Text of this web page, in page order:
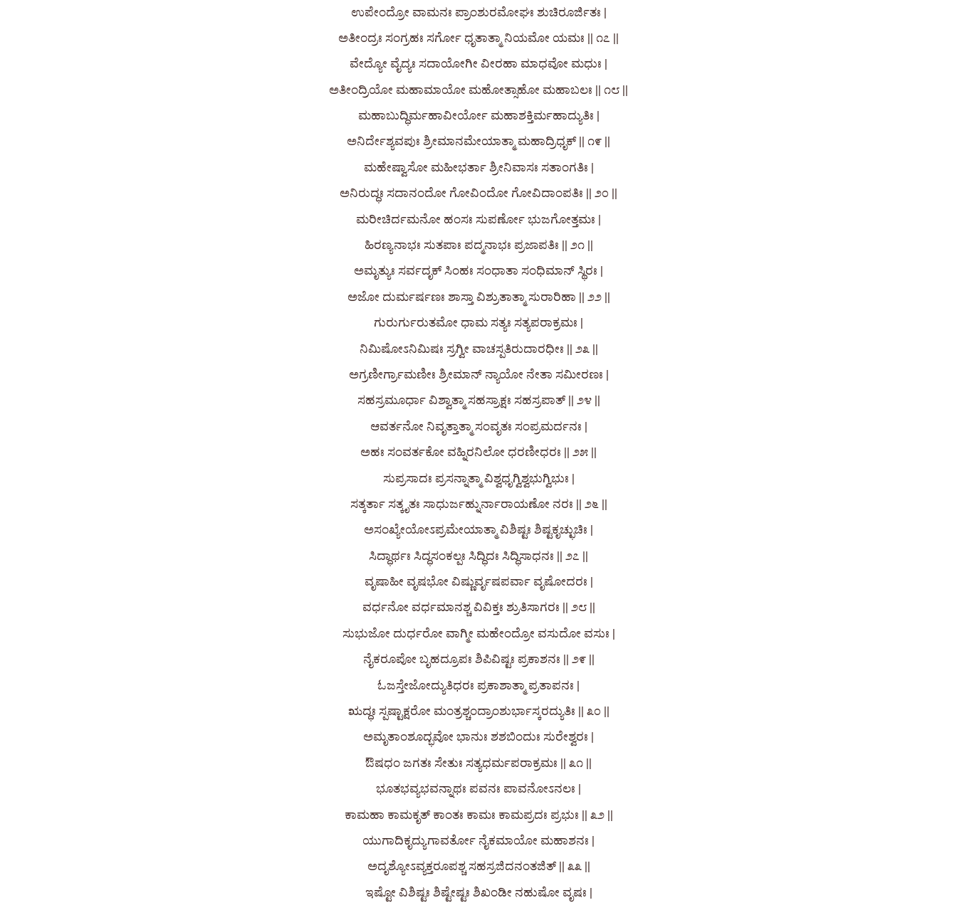
ಉಪೇಂದ್ರೋ ವಾಮನಃ ಪ್ರಾಂಶುರಮೋಘಃ ಶುಚಿರೂರ್ಜಿತಃ |
ಅತೀಂದ್ರಃ ಸಂಗ್ರಹಃ ಸರ್ಗೋ ಧೃತಾತ್ಮಾ ನಿಯಮೋ ಯಮಃ || ೧೭ ||
ವೇದ್ಯೋ ವೈದ್ಯಃ ಸದಾಯೋಗೀ ವೀರಹಾ ಮಾಧವೋ ಮಧುಃ |
ಅತೀಂದ್ರಿಯೋ ಮಹಾಮಾಯೋ ಮಹೋತ್ಸಾಹೋ ಮಹಾಬಲಃ || ೧೮ ||
ಮಹಾಬುದ್ಧಿರ್ಮಹಾವೀರ್ಯೋ ಮಹಾಶಕ್ತಿರ್ಮಹಾದ್ಯುತಿಃ |
ಅನಿರ್ದೇಶ್ಯವಪುಃ ಶ್ರೀಮಾನಮೇಯಾತ್ಮಾ ಮಹಾದ್ರಿಧೃಕ್ || ೧೯ ||
ಮಹೇಷ್ವಾಸೋ ಮಹೀಭರ್ತಾ ಶ್ರೀನಿವಾಸಃ ಸತಾಂಗತಿಃ |
ಅನಿರುದ್ಧಃ ಸದಾನಂದೋ ಗೋವಿಂದೋ ಗೋವಿದಾಂಪತಿಃ || ೨೦ ||
ಮರೀಚಿರ್ದಮನೋ ಹಂಸಃ ಸುಪರ್ಣೋ ಭುಜಗೋತ್ತಮಃ |
ಹಿರಣ್ಯನಾಭಃ ಸುತಪಾಃ ಪದ್ಮನಾಭಃ ಪ್ರಜಾಪತಿಃ || ೨೧ ||
ಅಮೃತ್ಯುಃ ಸರ್ವದೃಕ್‌ ಸಿಂಹಃ ಸಂಧಾತಾ ಸಂಧಿಮಾನ್ ಸ್ಥಿರಃ |
ಅಜೋ ದುರ್ಮರ್ಷಣಃ ಶಾಸ್ತಾ ವಿಶ್ರುತಾತ್ಮಾ ಸುರಾರಿಹಾ || ೨೨ ||
ಗುರುರ್ಗುರುತಮೋ ಧಾಮ ಸತ್ಯಃ ಸತ್ಯಪರಾಕ್ರಮಃ |
ನಿಮಿಷೋಽನಿಮಿಷಃ ಸ್ರಗ್ವೀ ವಾಚಸ್ಪತಿರುದಾರಧೀಃ || ೨೩ ||
ಅಗ್ರಣೀರ್ಗ್ರಾಮಣೀಃ ಶ್ರೀಮಾನ್‌ ನ್ಯಾಯೋ ನೇತಾ ಸಮೀರಣಃ |
ಸಹಸ್ರಮೂರ್ಧಾ ವಿಶ್ವಾತ್ಮಾ ಸಹಸ್ರಾಕ್ಷಃ ಸಹಸ್ರಪಾತ್ || ೨೪ ||
ಆವರ್ತನೋ ನಿವೃತ್ತಾತ್ಮಾ ಸಂವೃತಃ ಸಂಪ್ರಮರ್ದನಃ |
ಅಹಃ ಸಂವರ್ತಕೋ ವಹ್ನಿರನಿಲೋ ಧರಣೀಧರಃ || ೨೫ ||
ಸುಪ್ರಸಾದಃ ಪ್ರಸನ್ನಾತ್ಮಾ ವಿಶ್ವಧೃಗ್ವಿಶ್ವಭುಗ್ವಿಭುಃ |
ಸತ್ಕರ್ತಾ ಸತ್ಕೃತಃ ಸಾಧುರ್ಜಹ್ನುರ್ನಾರಾಯಣೋ ನರಃ || ೨೬ ||
ಅಸಂಖ್ಯೇಯೋಽಪ್ರಮೇಯಾತ್ಮಾ ವಿಶಿಷ್ಟಃ ಶಿಷ್ಟಕೃಚ್ಛುಚಿಃ |
ಸಿದ್ಧಾರ್ಥಃ ಸಿದ್ಧಸಂಕಲ್ಪಃ ಸಿದ್ಧಿದಃ ಸಿದ್ಧಿಸಾಧನಃ || ೨೭ ||
ವೃಷಾಹೀ ವೃಷಭೋ ವಿಷ್ಣುರ್ವೃಷಪರ್ವಾ ವೃಷೋದರಃ |
ವರ್ಧನೋ ವರ್ಧಮಾನಶ್ಚ ವಿವಿಕ್ತಃ ಶ್ರುತಿಸಾಗರಃ || ೨೮ ||
ಸುಭುಜೋ ದುರ್ಧರೋ ವಾಗ್ಮೀ ಮಹೇಂದ್ರೋ ವಸುದೋ ವಸುಃ |
ನೈಕರೂಪೋ ಬೃಹದ್ರೂಪಃ ಶಿಪಿವಿಷ್ಟಃ ಪ್ರಕಾಶನಃ || ೨೯ ||
ಓಜಸ್ತೇಜೋದ್ಯುತಿಧರಃ ಪ್ರಕಾಶಾತ್ಮಾ ಪ್ರತಾಪನಃ |
ಋದ್ಧಃ ಸ್ಪಷ್ಟಾಕ್ಷರೋ ಮಂತ್ರಶ್ಚಂದ್ರಾಂಶುರ್ಭಾಸ್ಕರದ್ಯುತಿಃ || ೩೦ ||
ಅಮೃತಾಂಶೂದ್ಭವೋ ಭಾನುಃ ಶಶಬಿಂದುಃ ಸುರೇಶ್ವರಃ |
ಔಷಧಂ ಜಗತಃ ಸೇತುಃ ಸತ್ಯಧರ್ಮಪರಾಕ್ರಮಃ || ೩೧ ||
ಭೂತಭವ್ಯಭವನ್ನಾಥಃ ಪವನಃ ಪಾವನೋಽನಲಃ |
ಕಾಮಹಾ ಕಾಮಕೃತ್ ಕಾಂತಃ ಕಾಮಃ ಕಾಮಪ್ರದಃ ಪ್ರಭುಃ || ೩೨ ||
ಯುಗಾದಿಕೃದ್ಯುಗಾವರ್ತೋ ನೈಕಮಾಯೋ ಮಹಾಶನಃ |
ಅದೃಶ್ಯೋಽವ್ಯಕ್ತರೂಪಶ್ಚ ಸಹಸ್ರಜಿದನಂತಜಿತ್ || ೩೩ ||
ಇಷ್ಟೋ ವಿಶಿಷ್ಟಃ ಶಿಷ್ಟೇಷ್ಟಃ ಶಿಖಂಡೀ ನಹುಷೋ ವೃಷಃ |